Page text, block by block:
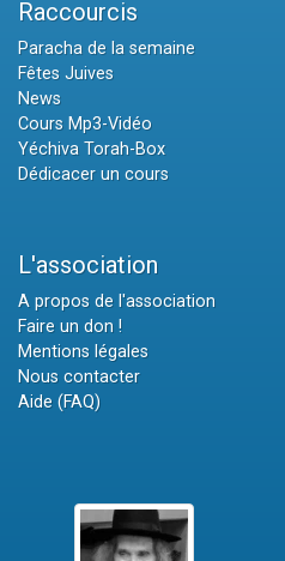
Raccourcis
Paracha de la semaine
Fêtes Juives
News
Cours Mp3-Vidéo
Yéchiva Torah-Box
Dédicacer un cours
L'association
A propos de l'association
Faire un don !
Mentions légales
Nous contacter
Aide (FAQ)